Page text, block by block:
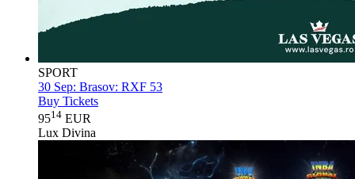
SPORT
30 Sep: Brasov: RXF 53
Buy Tickets
9514 EUR
Lux Divina